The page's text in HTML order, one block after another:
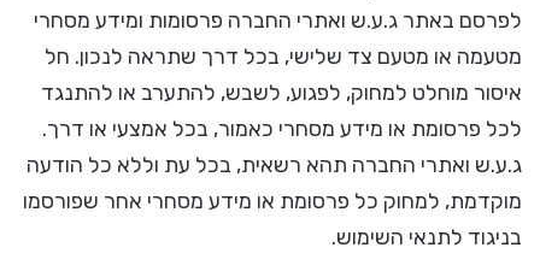
לפרסם באתר ג.ע.ש ואתרי החברה פרסומות ומידע מסחרי
מטעמה או מטעם צד שלישי, בכל דרך שתראה לנכון. חל
איסור מוחלט למחוק, לפגוע, לשבש, להתערב או להתנגד
לכל פרסומת או מידע מסחרי כאמור, בכל אמצעי או דרך.
ג.ע.ש ואתרי החברה תהא רשאית, בכל עת וללא כל הודעה
מוקדמת, למחוק כל פרסומת או מידע מסחרי אחר שפורסמו
בניגוד לתנאי השימוש.